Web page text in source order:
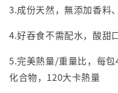
3.成份天然，無添加香料
4.好吞食不需配水，酸甜
5.完美熱量/重量比，每
化合物，120大卡熱量